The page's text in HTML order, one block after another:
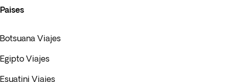
Paises
Botsuana Viajes
Egipto Viajes
Esuatini Viajes